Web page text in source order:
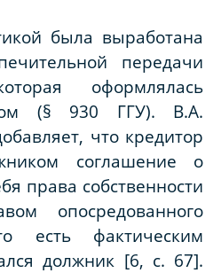
была выработана
передачи
оформлялась
(§ 930 ГГУ). В.А.
что кредитор
соглашение о
права собственности
опосредованного
есть фактическим
должник [6, с. 67].